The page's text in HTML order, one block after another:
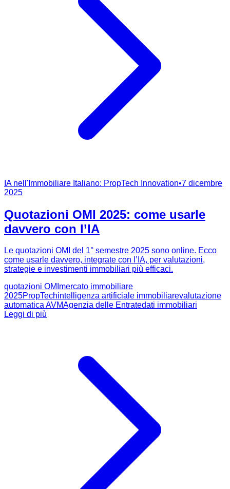
IA nell'Immobiliare Italiano: PropTech Innovation•7 dicembre
2025
Quotazioni OMI 2025: come usarle
davvero con l’IA
Le quotazioni OMI del 1° semestre 2025 sono online. Ecco
come usarle davvero, integrate con l’IA, per valutazioni,
strategie e investimenti immobiliari più efficaci.
quotazioni OMI mercato immobiliare
2025PropTechintelligenza artificiale immobiliarevalutazione
automatica AVMAgenzia delle Entratedati immobiliari
Leggi di più